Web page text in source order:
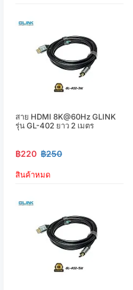
สาย HDMI 8K@60Hz GLINK
รุ่น GL-402 ยาว 2 เมตร
฿220 ฿250
สินค้าหมด